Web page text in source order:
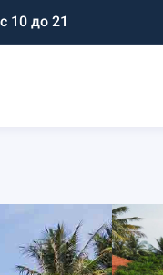
с 10 до 21